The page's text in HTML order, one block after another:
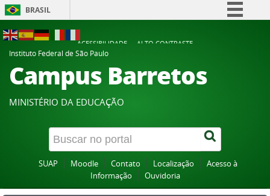
BRASIL
Participe
Acesso à informação
Canais
ACESSIBILIDADE
ALTO CONTRASTE
Instituto Federal de São Paulo
Campus Barretos
MINISTÉRIO DA EDUCAÇÃO
SUAP Moodle Contato Localização
Acesso à
Informação
Ouvidoria